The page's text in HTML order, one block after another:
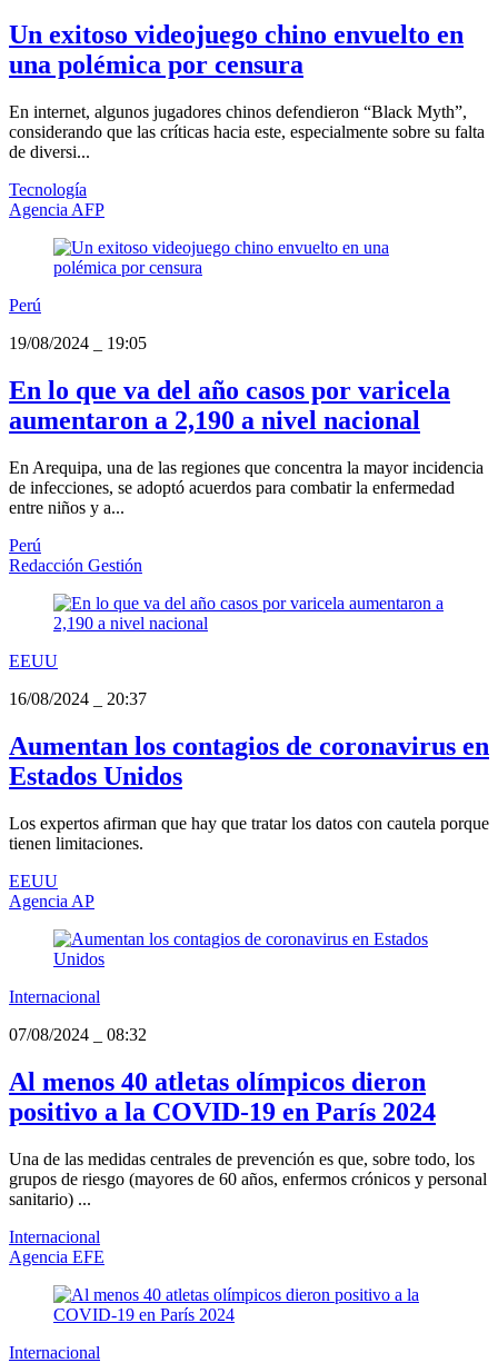
Un exitoso videojuego chino envuelto en
una polémica por censura
En internet, algunos jugadores chinos defendieron “Black Myth”,
considerando que las críticas hacia este, especialmente sobre su falta
de diversi...
Tecnología
Agencia AFP
Perú
19/08/2024
19:05
​En lo que va del año casos por varicela
aumentaron a 2,190 a nivel nacional
En Arequipa, una de las regiones que concentra la mayor incidencia
de infecciones, se adoptó acuerdos para combatir la enfermedad
entre niños y a...
Perú
Redacción Gestión
EEUU
16/08/2024
20:37
Aumentan los contagios de coronavirus en
Estados Unidos
Los expertos afirman que hay que tratar los datos con cautela porque
tienen limitaciones.
EEUU
Agencia AP
Internacional
07/08/2024
08:32
Al menos 40 atletas olímpicos dieron
positivo a la COVID-19 en París 2024
Una de las medidas centrales de prevención es que, sobre todo, los
grupos de riesgo (mayores de 60 años, enfermos crónicos y personal
sanitario) ...
Internacional
Agencia EFE
Internacional